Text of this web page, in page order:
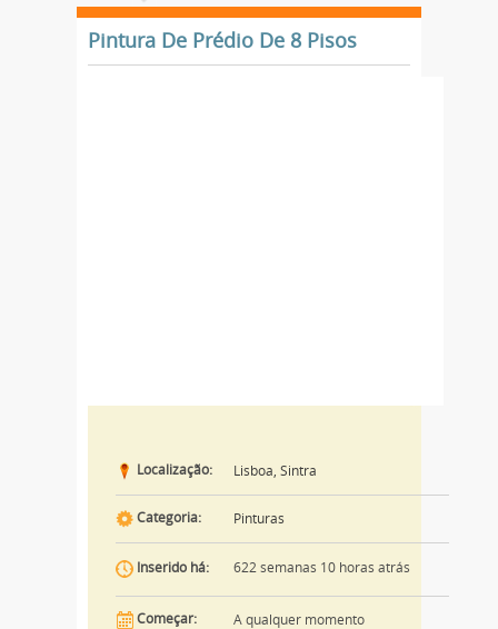
Pintura De Prédio De 8 Pisos
Localização: Lisboa, Sintra
Categoria: Pinturas
Inserido há: 622 semanas 10 horas atrás
Começar: A qualquer momento